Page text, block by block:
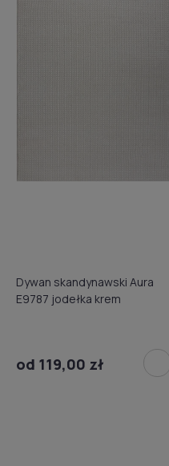
Dywan skandynawski Aura
E9787 jodełka krem
od 119,00 zł